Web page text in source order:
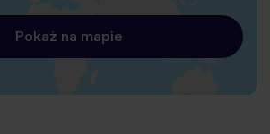
Pokaż na mapie